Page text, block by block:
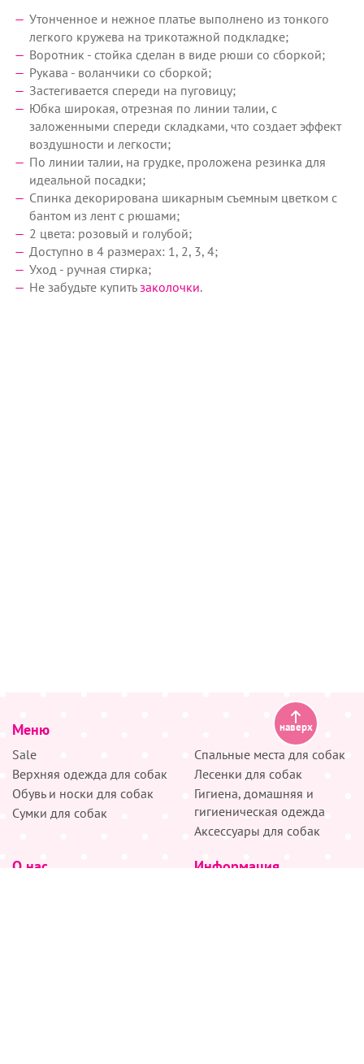
Утонченное и нежное платье выполнено из тонкого
легкого кружева на трикотажной подкладке;
Воротник - стойка сделан в виде рюши со сборкой;
Рукава - воланчики со сборкой;
Застегивается спереди на пуговицу;
Юбка широкая, отрезная по линии талии, с
заложенными спереди складками, что создает эффект
воздушности и легкости;
По линии талии, на грудке, проложена резинка для
идеальной посадки;
Спинка декорирована шикарным съемным цветком с
бантом из лент с рюшами;
2 цвета: розовый и голубой;
Доступно в 4 размерах: 1, 2, 3, 4;
Уход - ручная стирка;
Не забудьте купитьзаколочки.
Меню
Sale
Верхняя одежда для собак
Обувь и носки для собак
Сумки для собак
Спальные места для собак
Лесенки для собак
Гигиена, домашняя и
гигиеническая одежда
Аксессуары для собак
О нас Информация
наверх